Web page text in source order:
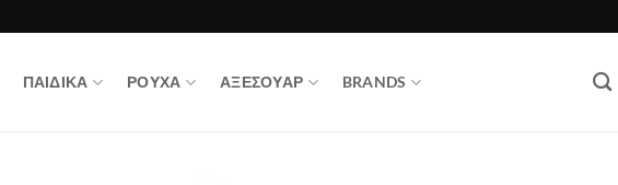
ΠΑΙΔΙΚΑ ΡΟΥΧΑ ΑΞΕΣΟΥΑΡ BRANDS